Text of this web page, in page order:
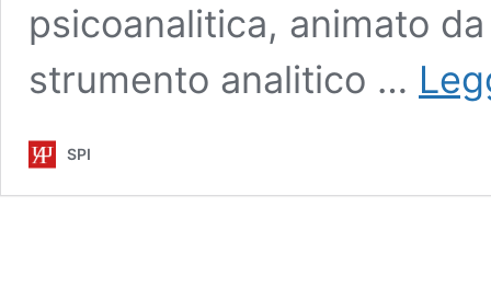
psicoanalitica, animato
strumento analitico …
SPI